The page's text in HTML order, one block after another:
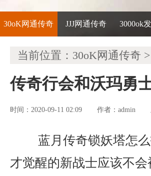
30oK网通传奇 JJJ网通传奇 3000ok
当前位置： 30oK网通传奇 >
传奇行会和沃玛勇
时间：2020-09-11 02:09 作者： admin
蓝月传奇锁妖塔怎
才觉醒的新战士应该不